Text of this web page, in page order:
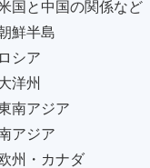
国と中国の関係など
鮮半島
シア
洋州
南アジア
アジア
州・カナダ